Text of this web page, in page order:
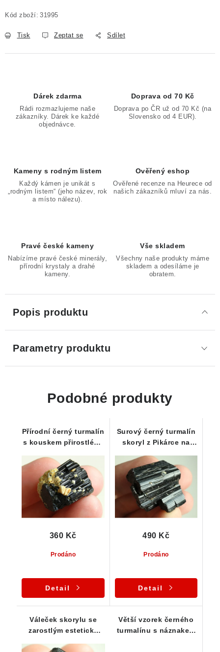
Kód zboží: 31995
Tisk Zeptat se Sdílet
Dárek zdarma
Rádi rozmazlujeme naše
zákazníky. Dárek ke každé
objednávce.
Doprava od 70 Kč
Doprava po ČR už od 70 Kč (na
Slovensko od 4 EUR).
Kameny s rodným listem
Každý kámen je unikát s
„rodným listem“ (jeho název, rok
a místo nálezu).
Ověřený eshop
Ověřené recenze na Heurece od
našich zákazníků mluví za nás.
Pravé české kameny
Nabízíme pravé české minerály,
přírodní krystaly a drahé
kameny.
Vše skladem
Všechny naše produkty máme
skladem a odesíláme je
obratem.
Popis produktu
Parametry produktu
Podobné produkty
Přírodní černý turmalín
s kouskem přirostlého
Prodáno
360 Kč
Detail
Surový černý turmalín
skoryl z Pikárce na
Prodáno
490 Kč
Detail
Váleček skorylu se
zarostlým esteticky
Větší vzorek černého
turmalínu s náznakem